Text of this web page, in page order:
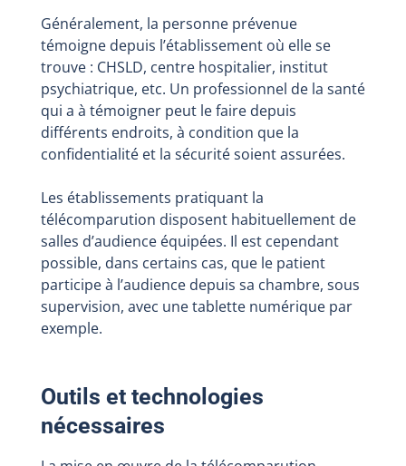
Généralement, la personne prévenue
témoigne depuis l’établissement où elle se
trouve : CHSLD, centre hospitalier, institut
psychiatrique, etc. Un professionnel de la santé
qui a à témoigner peut le faire depuis
différents endroits, à condition que la
confidentialité et la sécurité soient assurées.
Les établissements pratiquant la
télécomparution disposent habituellement de
salles d’audience équipées. Il est cependant
possible, dans certains cas, que le patient
participe à l’audience depuis sa chambre, sous
supervision, avec une tablette numérique par
exemple.
Outils et technologies
nécessaires